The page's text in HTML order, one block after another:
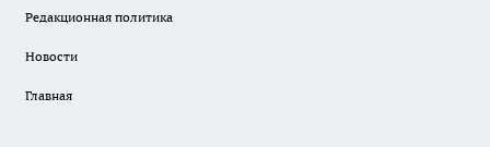
Редакционная политика
Новости
Главная